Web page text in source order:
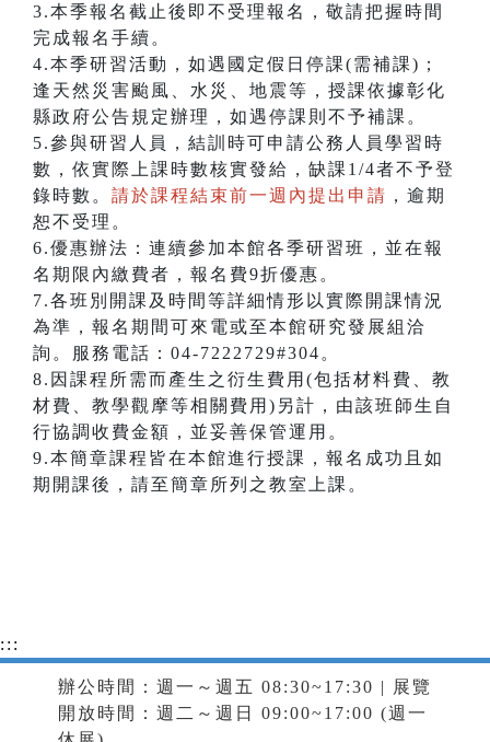
3.本季報名截止後即不受理報名，敬請把握時間
完成報名手續。
4.本季研習活動，如遇國定假日停課(需補課)；
逢天然災害颱風、水災、地震等，授課依據彰化
縣政府公告規定辦理，如遇停課則不予補課。
5.參與研習人員，結訓時可申請公務人員學習時
數，依實際上課時數核實發給，缺課1/4者不予登
錄時數。 請於課程結束前一週內提出申請 ，逾期
恕不受理。
6.優惠辦法：連續參加本館各季研習班，並在報
名期限內繳費者，報名費9折優惠。
7.各班別開課及時間等詳細情形以實際開課情況
為準，報名期間可來電或至本館研究發展組洽
詢。服務電話：04-7222729#304。
8.因課程所需而產生之衍生費用(包括材料費、教
材費、教學觀摩等相關費用)另計，由該班師生自
行協調收費金額，並妥善保管運用。
9.本簡章課程皆在本館進行授課，報名成功且如
期開課後，請至簡章所列之教室上課。
:::
辦公時間：週一～週五 08:30~17:30 | 展覽
開放時間：週二～週日 09:00~17:00 (週一